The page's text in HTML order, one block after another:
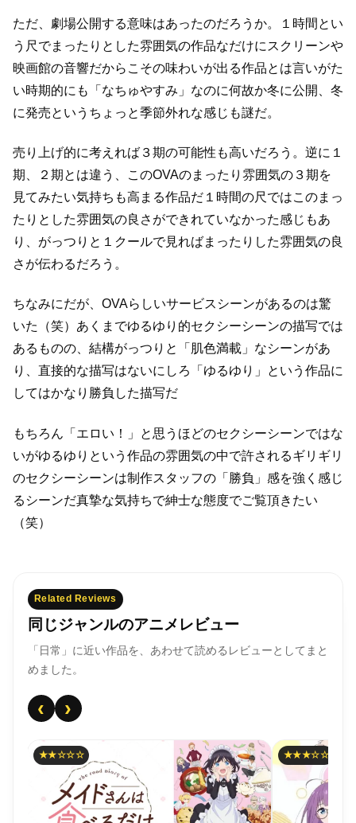
ただ、劇場公開する意味はあったのだろうか。
１時間とい
う尺でまったりとした雰囲気の作品なだけに スクリーンや
映画館の音響だからこその味わいが出る作品とは言いがた
い時期的にも「なちゅやすみ」なのに何故か冬に公開、冬
に発売という ちょっと季節外れな感じも謎だ。
売り上げ的に考えれば３期の可能性も高いだろう。 逆に１
期、２期とは違う、このOVAのまったり雰囲気の３期を
見てみたい気持ちも高まる作品だ １時間の尺ではこのまっ
たりとした雰囲気の良さができれていなかった感じもあ
り、 がっつりと１クールで見ればまったりした雰囲気の良
さが伝わるだろう。
ちなみにだが、OVAらしいサービスシーンがあるのは驚
いた（笑） あくまでゆるゆり的セクシーシーンの描写では
あるものの、 結構がっつりと「肌色満載」なシーンがあ
り、 直接的な描写はないにしろ「ゆるゆり」という作品に
してはかなり勝負した描写だ
もちろん「エロい！」と思うほどのセクシーシーンではな
いがゆるゆりという作品の雰囲気の中で許されるギリギリ
のセクシーシーンは制作スタッフの「勝負」感を強く感じ
るシーンだ真摯な気持ちで紳士な態度でご覧頂きたい
（笑）
Related Reviews
同じジャンルのアニメレビュー
「日常」に近い作品を、あわせて読めるレビューとしてまと
めました。
‹ ›
★★☆☆☆ ★★★☆☆